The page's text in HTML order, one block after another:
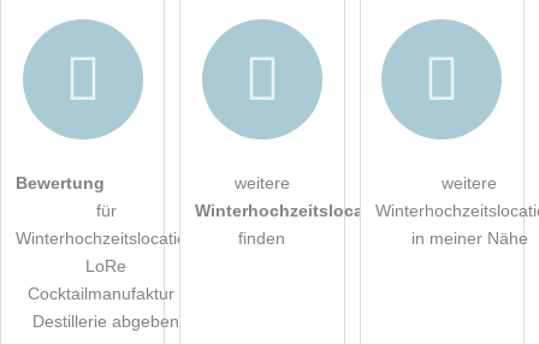
Die Datenschutzerklärung habe ich zur Kenntnis genommen.
öffentliche Frage stellen
Hinweis:Bitte beachten Sie, öffentliche Fragen sind
Bewertung
für
Winterhochzeitslocation
LoRe
Cocktailmanufaktur |
Destillerie abgeben
weitere
Winterhochzeitslocations
finden
weitere
in meiner Nähe